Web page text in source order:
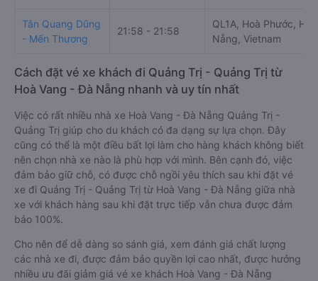
Tân Quang Dũng
- Mến Thương
21:58 - 21:58
QL1A, Hoà Phước,
Nẵng, Vietnam
Cách đặt vé xe khách đi Quảng Trị - Quảng Trị từ
Hoà Vang - Đà Nẵng nhanh và uy tín nhất
Việc có rất nhiều nhà xe Hoà Vang - Đà Nẵng Quảng Trị -
Quảng Trị giúp cho du khách có đa dạng sự lựa chọn. Đây
cũng có thể là một điều bất lợi làm cho hàng khách không biết
nên chọn nhà xe nào là phù hợp với mình. Bên cạnh đó, việc
đảm bảo giữ chỗ, có được chỗ ngồi yêu thích sau khi đặt vé
xe đi Quảng Trị - Quảng Trị từ Hoà Vang - Đà Nẵng giữa nhà
xe với khách hàng sau khi đặt trực tiếp vẫn chưa được đảm
bảo 100%.
Cho nên để dễ dàng so sánh giá, xem đánh giá chất lượng
các nhà xe đi, được đảm bảo quyền lợi cao nhất, được hưởng
nhiều ưu đãi giảm giá vé xe khách Hoà Vang - Đà Nẵng